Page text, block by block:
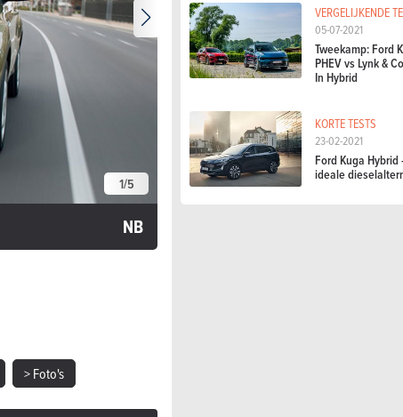
1/5
NB
> Foto's
VERGELIJKENDE
05-07-2021
Tweekamp: Ford
PHEV vs Lynk &
In Hybrid
KORTE TESTS
23-02-2021
Ford Kuga Hybrid
ideale